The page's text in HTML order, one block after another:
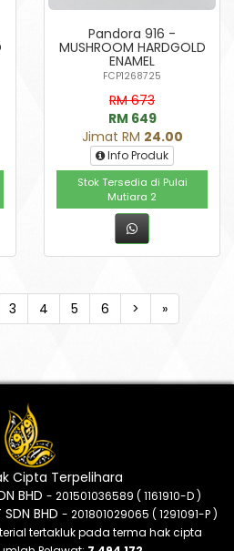
Pandora 916 -
MUSHROOM HARDGOLD
ENAMEL
FCP1268725
RM 673
RM 649
Jimat RM 24.00
Info Produk
Stok Tersedia di Pulai
Mutiara 2
3 4 5 6 > »
Cipta Terpelihara
BHD - 201501036589 ( 1161910-D )
SDN BHD - 201801029065 ( 1291091-P )
tertakluk pada terma hak cipta